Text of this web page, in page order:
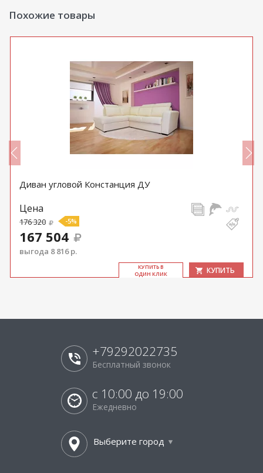
Похожие товары
Диван угловой Констанция ДУ
Цена
176 320 -5%
167 504
выгода 8 816 р.
КУ­ПИТЬ В
ОДИН КЛИК
КУПИТЬ
+79292022735
Бесплатный звонок
с 10:00 до 19:00
Ежедневно
Выберите город